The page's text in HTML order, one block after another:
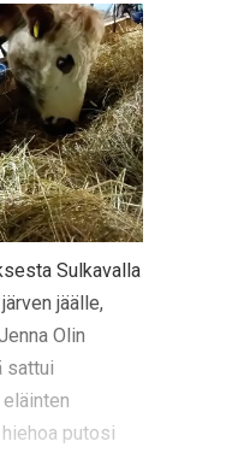
Sulkavalla
jäälle,
Olin
sattui
eläinten
putosi